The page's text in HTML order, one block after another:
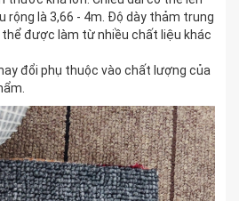
rộng là 3,66 - 4m. Độ dày thảm trung
được làm từ nhiều chất liệu khác
đổi phụ thuộc vào chất lượng của